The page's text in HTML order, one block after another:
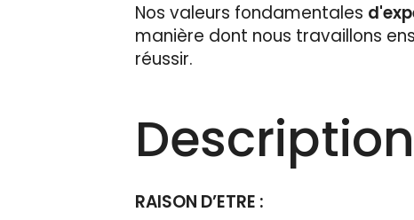
Nos valeurs fondamentales
manière dont nous travaillons
réussir.
RAISON D’ETRE :